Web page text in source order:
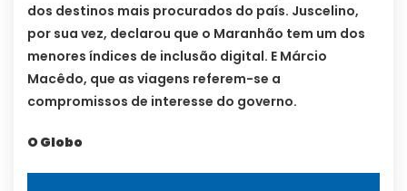
dos destinos mais procurados do país. Juscelino,
por sua vez, declarou que o Maranhão tem um dos
menores índices de inclusão digital. E Márcio
Macêdo, que as viagens referem-se a
compromissos de interesse do governo.
O Globo